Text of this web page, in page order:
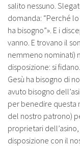
salito nessuno.
domanda: “Perché
ha bisogno”». E i
vanno. E trovano il
nemmeno nominati)
disposizione: si fidano.
Gesù ha bisogno di
avuto bisogno
per benedire questa
del nostro patrono)
proprietari
disposizione con il